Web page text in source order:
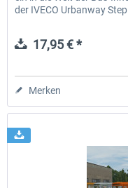
der IVECO Urbanway
17,95 € *
Merken